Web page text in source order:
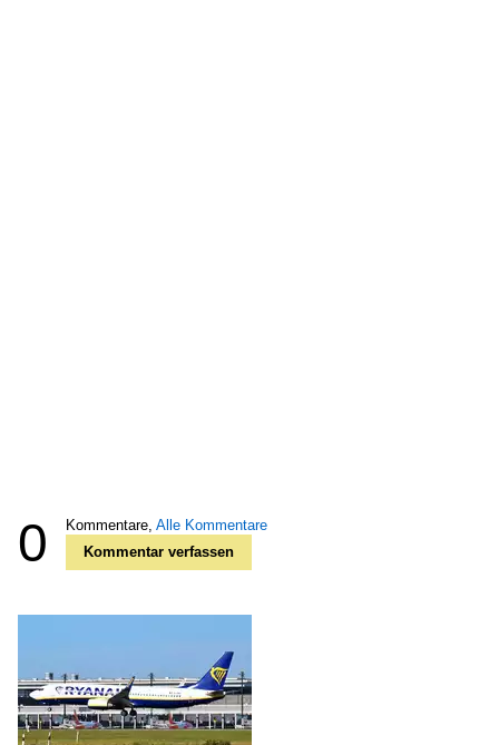
0 Kommentare, Alle Kommentare
Kommentar verfassen